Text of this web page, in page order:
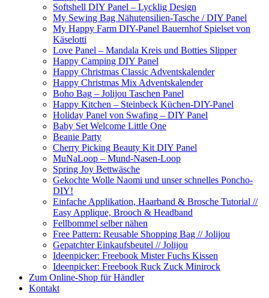
Softshell DIY Panel – Lycklig Design
My Sewing Bag Nähutensilien-Tasche / DIY Panel
My Happy Farm DIY-Panel Bauernhof Spielset von
Käselotti
Love Panel – Mandala Kreis und Botties Slipper
Happy Camping DIY Panel
Happy Christmas Classic Adventskalender
Happy Christmas Mix Adventskalender
Boho Bag – Jolijou Taschen Panel
Happy Kitchen – Steinbeck Küchen-DIY-Panel
Holiday Panel von Swafing – DIY Panel
Baby Set Welcome Little One
Beanie Party
Cherry Picking Beauty Kit DIY Panel
MuNaLoop – Mund-Nasen-Loop
Spring Joy Bettwäsche
Gekochte Wolle Naomi und unser schnelles Poncho-
DIY!
Einfache Applikation, Haarband & Brosche Tutorial //
Easy Applique, Brooch & Headband
Fellbommel selber nähen
Free Pattern: Reusable Shopping Bag // Jolijou
Gepatchter Einkaufsbeutel // Jolijou
Ideenpicker: Freebook Mister Fuchs Kissen
Ideenpicker: Freebook Ruck Zuck Minirock
Zum Online-Shop für Händler
Kontakt